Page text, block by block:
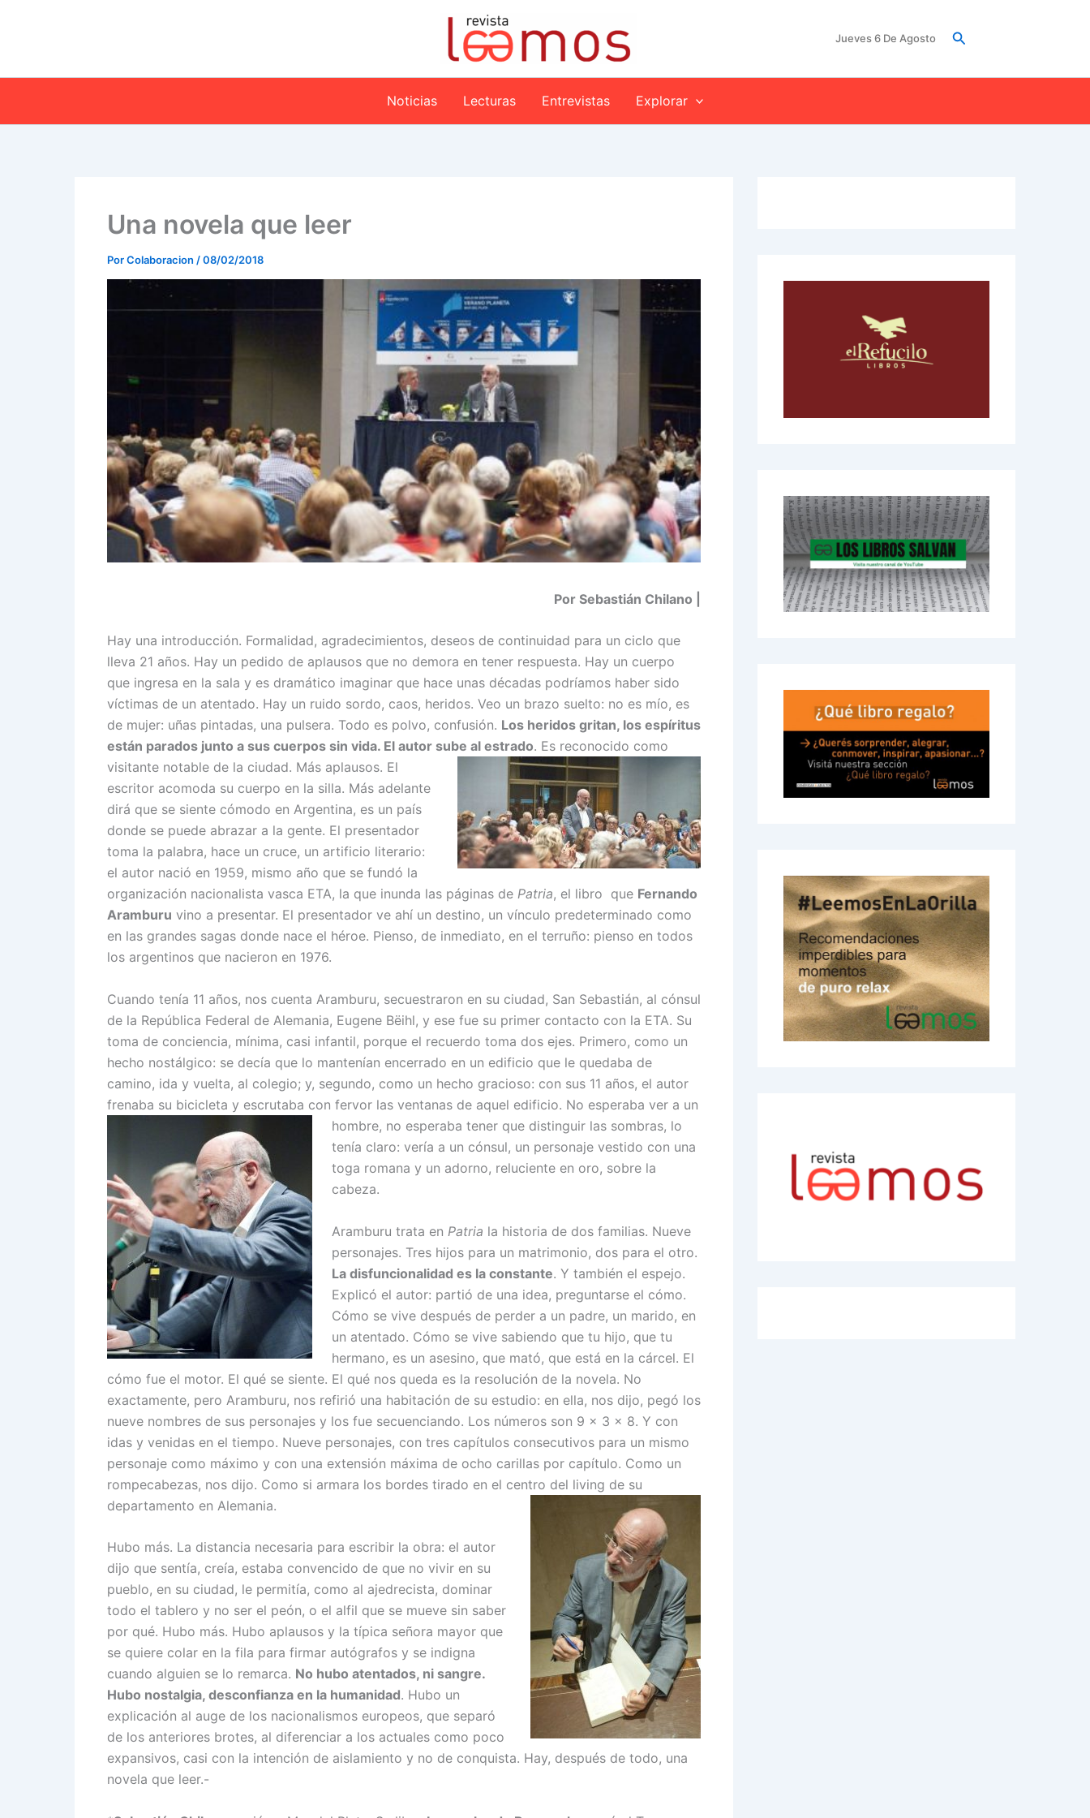
Jueves 6 De Agosto Buscar
Noticias Lecturas Entrevistas Explorar
Una novela que leer
PorColaboracion /08/02/2018
Por Sebastián Chilano |
Hay una introducción. Formalidad, agradecimientos, deseos de continuidad para un ciclo que
lleva 21 años. Hay un pedido de aplausos que no demora en tener respuesta. Hay un cuerpo
que ingresa en la sala y es dramático imaginar que hace unas décadas podríamos haber sido
víctimas de un atentado. Hay un ruido sordo, caos, heridos. Veo un brazo suelto: no es mío, es
de mujer: uñas pintadas, una pulsera. Todo es polvo, confusión. Los heridos gritan, los espíritus
están parados junto a sus cuerpos sin vida. El autor sube al estrado. Es reconocido como
visitante notable de la ciudad. Más aplausos. El
escritor acomoda su cuerpo en la silla. Más adelante
dirá que se siente cómodo en Argentina, es un país
donde se puede abrazar a la gente. El presentador
toma la palabra, hace un cruce, un artificio literario:
el autor nació en 1959, mismo año que se fundó la
organización nacionalista vasca ETA, la que inunda las páginas de Patria, el libro que Fernando
Aramburu vino a presentar. El presentador ve ahí un destino, un vínculo predeterminado como
en las grandes sagas donde nace el héroe. Pienso, de inmediato, en el terruño: pienso en todos
los argentinos que nacieron en 1976.
Cuando tenía 11 años, nos cuenta Aramburu, secuestraron en su ciudad, San Sebastián, al cónsul
de la República Federal de Alemania, Eugene Bëihl, y ese fue su primer contacto con la ETA. Su
toma de conciencia, mínima, casi infantil, porque el recuerdo toma dos ejes. Primero, como un
hecho nostálgico: se decía que lo mantenían encerrado en un edificio que le quedaba de
camino, ida y vuelta, al colegio; y, segundo, como un hecho gracioso: con sus 11 años, el autor
frenaba su bicicleta y escrutaba con fervor las ventanas de aquel edificio. No esperaba ver a un
hombre, no esperaba tener que distinguir las sombras, lo
tenía claro: vería a un cónsul, un personaje vestido con una
toga romana y un adorno, reluciente en oro, sobre la
cabeza.
Aramburu trata en Patria la historia de dos familias. Nueve
personajes. Tres hijos para un matrimonio, dos para el otro.
La disfuncionalidad es la constante. Y también el espejo.
Explicó el autor: partió de una idea, preguntarse el cómo.
Cómo se vive después de perder a un padre, un marido, en
un atentado. Cómo se vive sabiendo que tu hijo, que tu
hermano, es un asesino, que mató, que está en la cárcel. El
cómo fue el motor. El qué se siente. El qué nos queda es la resolución de la novela. No
exactamente, pero Aramburu, nos refirió una habitación de su estudio: en ella, nos dijo, pegó los
nueve nombres de sus personajes y los fue secuenciando. Los números son 9 x 3 x 8. Y con
idas y venidas en el tiempo. Nueve personajes, con tres capítulos consecutivos para un mismo
personaje como máximo y con una extensión máxima de ocho carillas por capítulo. Como un
rompecabezas, nos dijo. Como si armara los bordes tirado en el centro del living de su
departamento en Alemania.
Hubo más. La distancia necesaria para escribir la obra: el autor
dijo que sentía, creía, estaba convencido de que no vivir en su
pueblo, en su ciudad, le permitía, como al ajedrecista, dominar
todo el tablero y no ser el peón, o el alfil que se mueve sin saber
por qué. Hubo más. Hubo aplausos y la típica señora mayor que
se quiere colar en la fila para firmar autógrafos y se indigna
cuando alguien se lo remarca. No hubo atentados, ni sangre.
Hubo nostalgia, desconfianza en la humanidad. Hubo un
explicación al auge de los nacionalismos europeos, que separó
de los anteriores brotes, al diferenciar a los actuales como poco
expansivos, casi con la intención de aislamiento y no de conquista. Hay, después de todo, una
novela que leer.-